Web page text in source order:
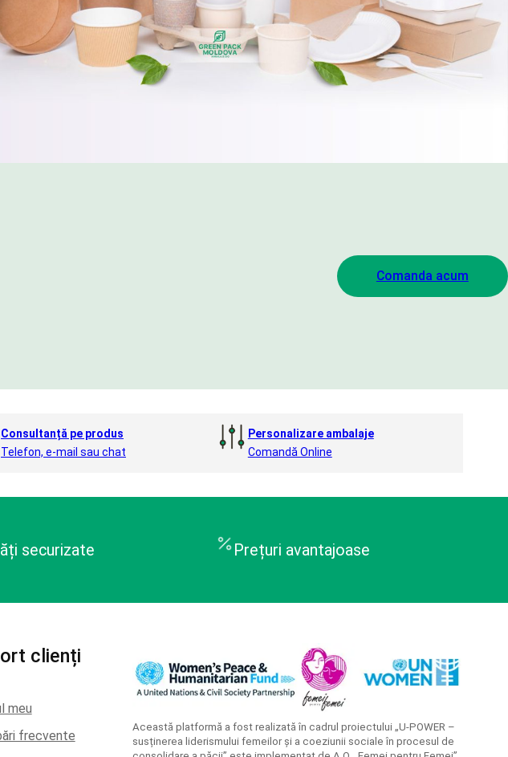
Comanda acum
Consultanță pe produs
Telefon, e-mail sau chat
Personalizare ambalaje
Comandă Online
securizate Prețuri avantajoase
clienți
meu
frecvente
Această platformă a fost realizată în cadrul proiectului „U-POWER –
susținerea liderismului femeilor și a coeziunii sociale în procesul de